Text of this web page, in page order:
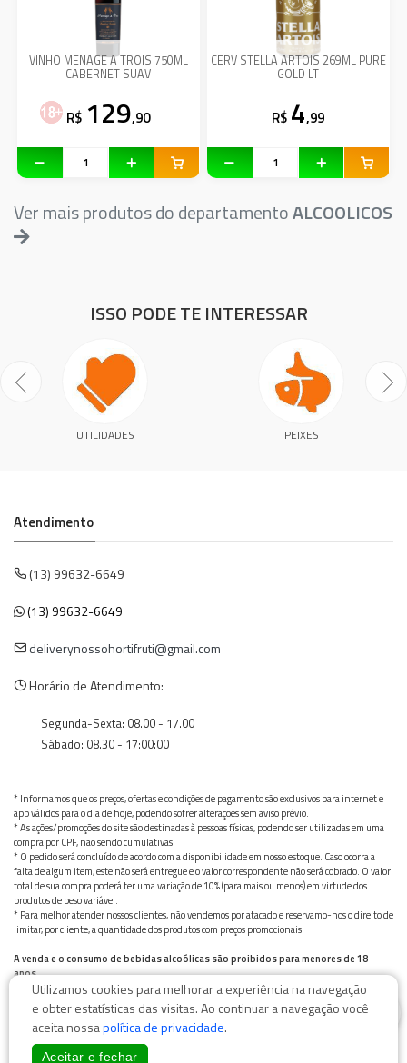
VINHO MENAGE A TROIS 750ML
CABERNET SUAV
R$ 129,90
CERV STELLA ARTOIS 269ML PURE
GOLD LT
R$ 4,99
Ver mais produtos do departamentoALCOOLICOS
ISSO PODE TE INTERESSAR
UTILIDADES PEIXES
Atendimento
(13) 99632-6649
(13) 99632-6649
deliverynossohortifruti@gmail.com
Horário de Atendimento:
Segunda-Sexta: 08.00 - 17.00
Sábado: 08.30 - 17:00:00
* Informamos que os preços, ofertas e condições de pagamento são exclusivos para internet e
app válidos para o dia de hoje, podendo sofrer alterações sem aviso prévio.
* As ações/promoções do site são destinadas à pessoas físicas, podendo ser utilizadas em uma
compra por CPF, não sendo cumulativas.
* O pedido será concluído de acordo com a disponibilidade em nosso estoque. Caso ocorra a
falta de algum item, este não será entregue e o valor correspondente não será cobrado. O valor
total de sua compra poderá ter uma variação de 10% (para mais ou menos) em virtude dos
produtos de peso variável.
* Para melhor atender nossos clientes, não vendemos por atacado e reservamo-nos o direito de
limitar, por cliente, a quantidade dos produtos com preços promocionais.
A venda e o consumo de bebidas alcoólicas são proibidos para menores de 18
anos.
Bebida alcoólica pode causar dependência química e, em excesso, provoca graves males à saúde.
Beba com moderação
Utilizamos cookies para melhorar a experiência na navegação
e obter estatísticas das visitas. Ao continuar a navegação você
aceita nossapolítica de privacidade.
Aceitar e fechar